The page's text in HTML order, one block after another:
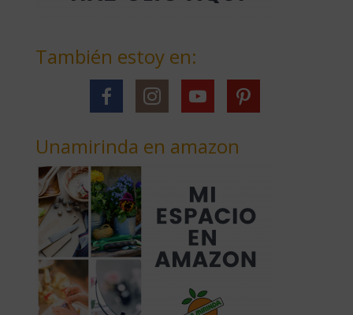
También estoy en:
Unamirinda en amazon